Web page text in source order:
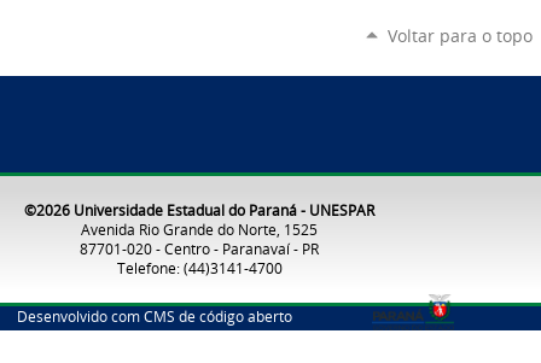
Voltar para o topo
©2026 Universidade Estadual do Paraná - UNESPAR
Avenida Rio Grande do Norte, 1525
87701-020 - Centro - Paranavaí - PR
Telefone: (44)3141-4700
Desenvolvido com CMS de código aberto